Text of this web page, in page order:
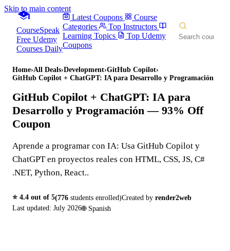
Skip to main content
CourseSpeak
Free Udemy
Courses Daily
Latest Coupons
Course
Categories
Top Instructors
Learning Topics
Top Udemy
Coupons
Home›All Deals›Development›GitHub Copilot›
GitHub Copilot + ChatGPT: IA para Desarrollo y Programación
GitHub Copilot + ChatGPT: IA para
Desarrollo y Programación — 93% Off
Coupon
Aprende a programar con IA: Usa GitHub Copilot y
ChatGPT en proyectos reales con HTML, CSS, JS, C#
.NET, Python, React..
⭐ 4.4 out of 5(776 students enrolled)Created by render2web
Last updated: July 2026🌐 Spanish